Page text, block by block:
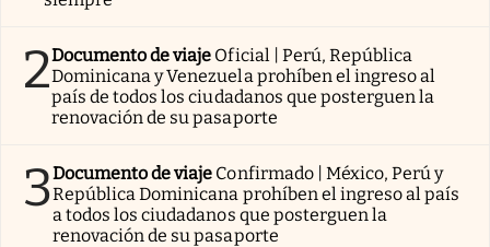
2Documento de viaje Oficial | Perú, República
Dominicana y Venezuela prohíben el ingreso al
país de todos los ciudadanos que posterguen la
renovación de su pasaporte
3Documento de viaje Confirmado | México, Perú y
República Dominicana prohíben el ingreso al país
a todos los ciudadanos que posterguen la
renovación de su pasaporte